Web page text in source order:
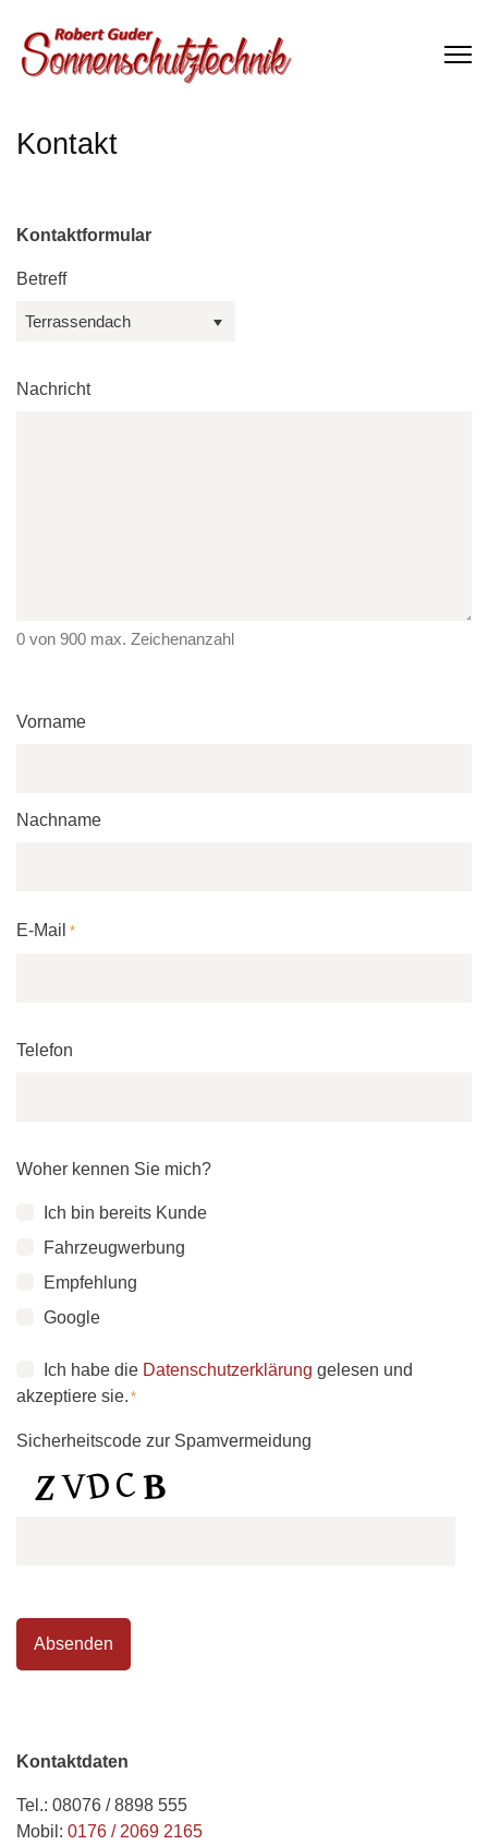
Kontakt
Kontaktformular
Betreff
Nachricht
0 von 900 max. Zeichenanzahl
Name
Vorname
Nachname
E-Mail *
Telefon
Woher kennen Sie mich?
Ich bin bereits Kunde
Fahrzeugwerbung
Empfehlung
Google
Consent
*
Ich habe die Datenschutzerklärung gelesen und
akzeptiere sie. *
Sicherheitscode zur Spamvermeidung
Kontaktdaten
Tel.: 08076 / 8898 555
Mobil: 0176 / 2069 2165